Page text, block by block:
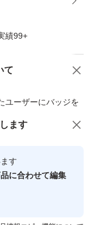
績99+
て
ユーザーにバッジを
ーザーです
た実績があります
商品への質問
ます
す
に合わせて編集